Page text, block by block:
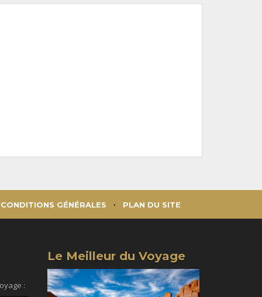
CONDITIONS GÉNÉRALES PLAN DU SITE
:
Le Meilleur du Voyage